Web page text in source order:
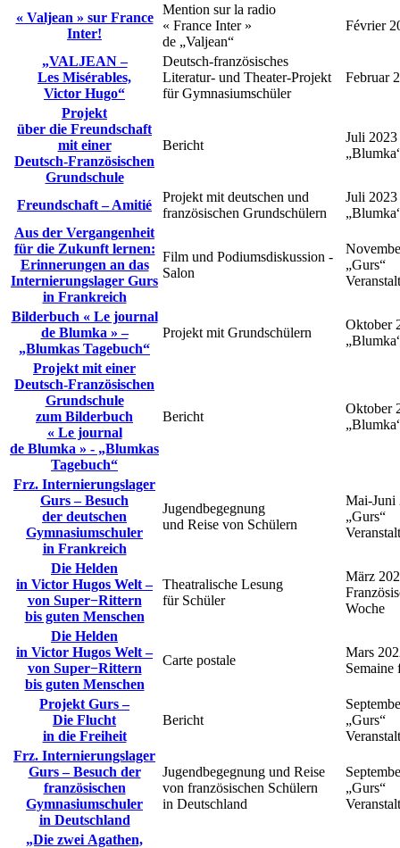
« Valjean » sur France
Inter!
Mention sur la radio
« France Inter »
de „Valjean“
Février
„VALJEAN –
Les Misérables,
Victor Hugo“
Deutsch‑französisches
Literatur‑ und Theater‑Projekt
für Gymnasiumschüler
Februar
Projekt
über die Freundschaft
mit einer
Deutsch‑Französischen
Grundschule
Bericht
Juli 2023
Freundschaft – Amitié
Projekt mit deutschen und
französischen Grundschülern
Juli 2023
Aus der Vergangenheit
für die Zukunft lernen:
Erinnerungen an das
Internierungslager Gurs
in Frankreich
Film und Podiumsdiskussion ‑
Salon
„Gurs“
Bilderbuch « Le journal
de Blumka » –
„Blumkas Tagebuch“
Projekt mit Grundschülern
Oktober
Projekt mit einer
Deutsch‑Französischen
Grundschule
zum Bilderbuch
« Le journal
de Blumka » ‑ „Blumkas
Tagebuch“
Bericht
Oktober
Frz. Internierungslager
Gurs – Besuch
der deutschen
Gymnasiumschuler
in Frankreich
Jugendbegegnung
und Reise von Schülern
Mai-Juni
„Gurs“
Die Helden
in Victor Hugos Welt –
von Super−Rittern
bis guten Menschen
Theatralische Lesung
für Schüler
März
Woche
Die Helden
in Victor Hugos Welt –
von Super−Rittern
bis guten Menschen
Carte postale
Mars
Semaine
Projekt Gurs –
Die Flucht
in die Freiheit
Bericht
„Gurs“
Frz. Internierungslager
Gurs – Besuch der
französischen
Gymnasiumschuler
in Deutschland
Jugendbegegnung und Reise
von französischen Schülern
in Deutschland
„Gurs“
„Die zwei Agathen,